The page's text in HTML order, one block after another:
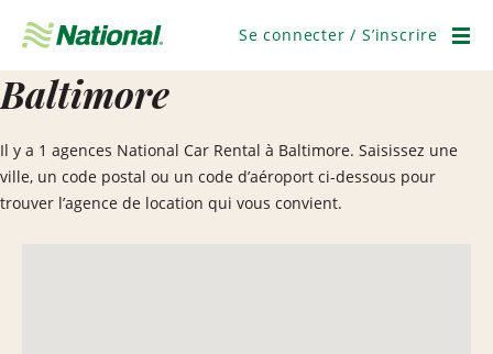
navigation
Se connecter / S’inscrire
Baltimore
Il y a 1 agences National Car Rental à Baltimore. Saisissez une
ville, un code postal ou un code d’aéroport ci-dessous pour
trouver l’agence de location qui vous convient.